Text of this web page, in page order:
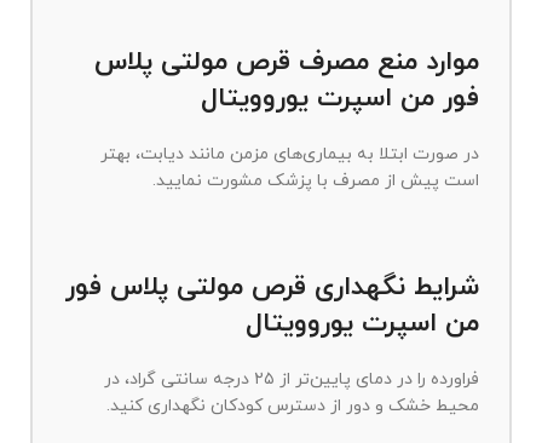
موارد منع مصرف قرص مولتی پلاس
فور من اسپرت یوروویتال
در صورت ابتلا به بیماری‌های مزمن مانند دیابت، بهتر
است پیش از مصرف با پزشک مشورت نمایید.
شرایط نگهداری قرص مولتی پلاس فور
من اسپرت یوروویتال
فراورده را در دمای پایین‌تر از ۲۵ درجه سانتی گراد، در
محیط خشک و دور از دسترس کودکان نگهداری کنید.